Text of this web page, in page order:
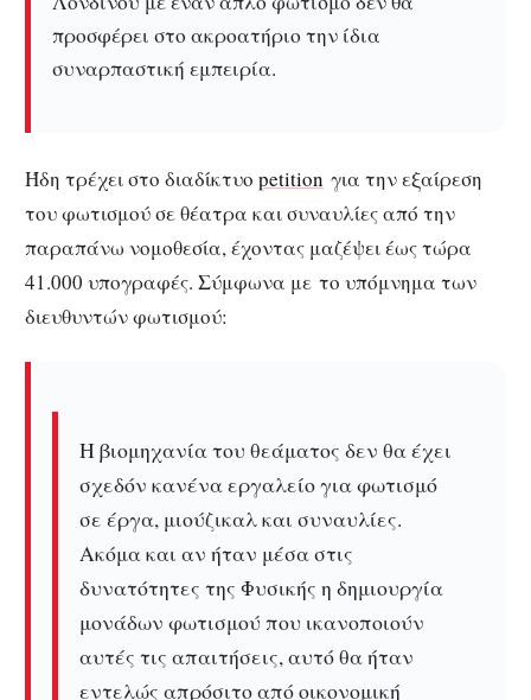
προσφέρει στο ακροατήριο την ίδια
συναρπαστική εμπειρία.
Ήδη τρέχει στο διαδίκτυο petition για την εξαίρεση
του φωτισμού σε θέατρα και συναυλίες από την
παραπάνω νομοθεσία, έχοντας μαζέψει έως τώρα
41.000 υπογραφές. Σύμφωνα με το υπόμνημα των
διευθυντών φωτισμού:
Η βιομηχανία του θεάματος δεν θα έχει
σχεδόν κανένα εργαλείο για φωτισμό
σε έργα, μιούζικαλ και συναυλίες.
Ακόμα και αν ήταν μέσα στις
δυνατότητες της Φυσικής η δημιουργία
μονάδων φωτισμού που ικανοποιούν
αυτές τις απαιτήσεις, αυτό θα ήταν
εντελώς απρόσιτο από οικονομική